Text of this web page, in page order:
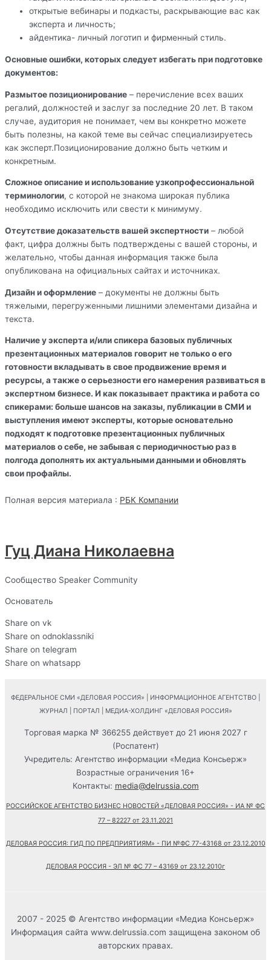
открытые вебинары и подкасты, раскрывающие вас как
эксперта и личность;
айдентика- личный логотип и фирменный стиль.
Основные ошибки, которых следует избегать при подготовке
документов:
Размытое позиционирование – перечисление всех ваших
регалий, должностей и заслуг за последние 20 лет. В таком
случае, аудитория не понимает, чем вы конкретно можете
быть полезны, на какой теме вы сейчас специализируетесь
как эксперт.Позиционирование должно быть четким и
конкретным.
Сложное описание и использование узкопрофессиональной
терминологии, с которой не знакома широкая публика
необходимо исключить или свести к минимуму.
Отсутствие доказательств вашей экспертности – любой
факт, цифра должны быть подтверждены с вашей стороны, и
желательно, чтобы данная информация также была
опубликована на официальных сайтах и источниках.
Дизайн и оформление – документы не должны быть
тяжелыми, перегруженными лишними элементами дизайна и
текста.
Наличие у эксперта и/или спикера базовых публичных
презентационных материалов говорит не только о его
готовности вкладывать в свое продвижение время и
ресурсы, а также о серьезности его намерения развиваться в
экспертном бизнесе. И как показывает практика и работа со
спикерами: больше шансов на заказы, публикации в СМИ и
выступления имеют эксперты, которые основательно
подходят к подготовке презентационных публичных
материалов о себе, не забывая с периодичностью раз в
полгода дополнять их актуальными данными и обновлять
свои профайлы.
Полная версия материала : РБК Компании
Гуц Диана Николаевна
Сообщество Speaker Community
Основатель
Share on vk
Share on odnoklassniki
Share on telegram
Share on whatsapp
ФЕДЕРАЛЬНОЕ СМИ «ДЕЛОВАЯ РОССИЯ» | ИНФОРМАЦИОННОЕ АГЕНТСТВО |
ЖУРНАЛ | ПОРТАЛ | МЕДИА-ХОЛДИНГ «ДЕЛОВАЯ РОССИЯ»
Торговая марка № 366255 действует до 21 июня 2027 г
(Роспатент)
Учредитель: Агентство информации «Медиа Консьерж»
Возрастные ограничения 16+
Контакты: media@delrussia.com
РОССИЙСКОЕ АГЕНТСТВО БИЗНЕС НОВОСТЕЙ «ДЕЛОВАЯ РОССИЯ» - ИА № ФС
77 – 82227 от 23.11.2021
ДЕЛОВАЯ РОССИЯ: ГИД ПО ПРЕДПРИЯТИЯМ» - ПИ №ФС 77-43168 от 23.12.2010
ДЕЛОВАЯ РОССИЯ - ЭЛ № ФС 77 – 43169 от 23.12.2010г
2007 - 2025 © Агентство информации «Медиа Консьерж»
Информация сайта www.delrussia.com защищена законом об
авторских правах.